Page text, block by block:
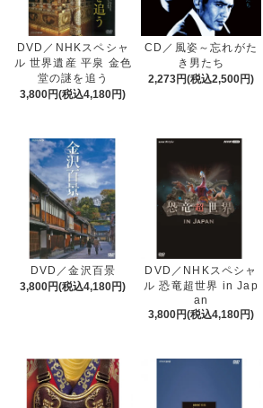
DVD／NHKスペシャ
ル 世界遺産 平泉 金色
堂の謎を追う
3,800円(税込4,180円)
CD／風姿～忘れがた
き男たち
2,273円(税込2,500円)
DVD／金沢百景
3,800円(税込4,180円)
DVD／NHKスペシャ
ル 恐竜超世界 in Jap
an
3,800円(税込4,180円)